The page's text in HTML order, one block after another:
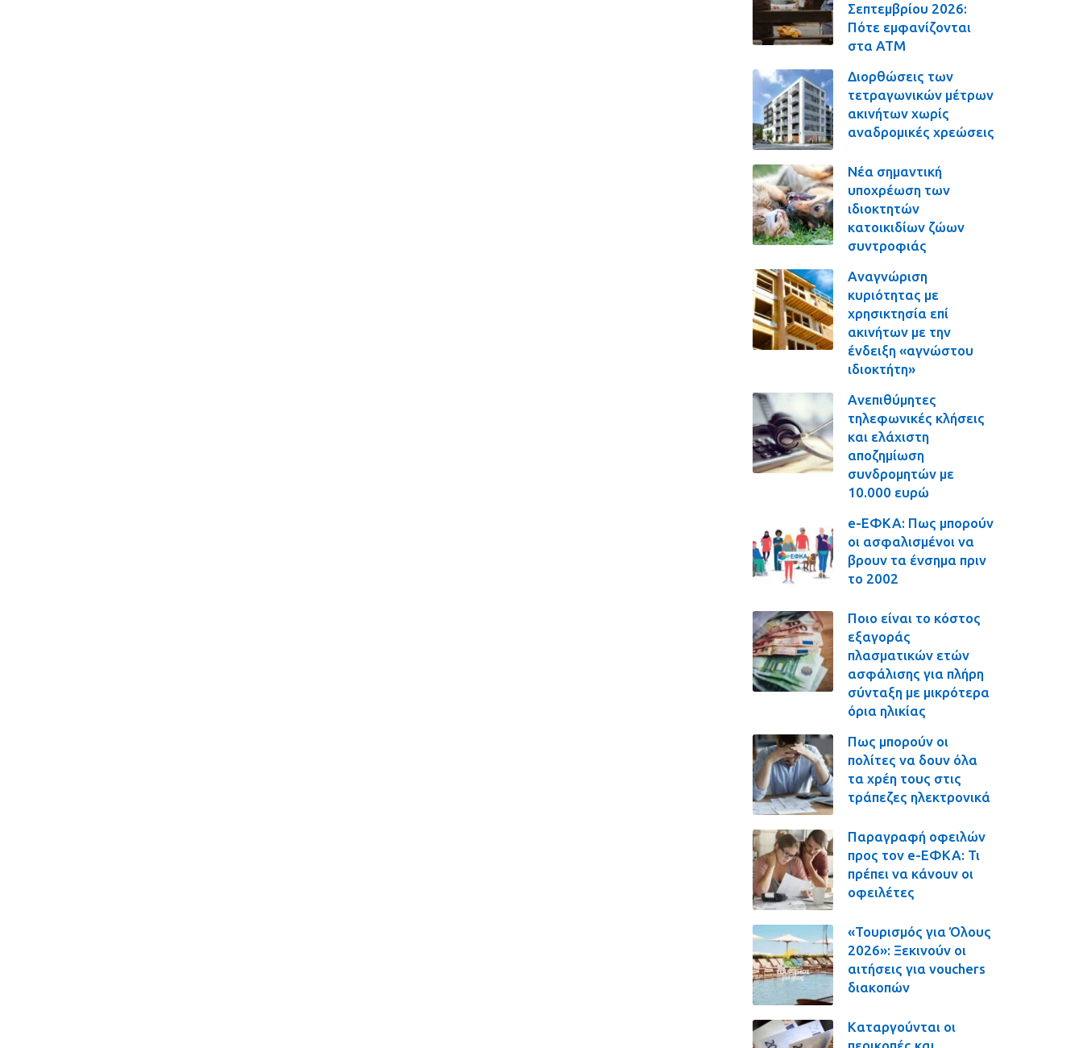
Σεπτεμβρίου 2026:
Πότε εμφανίζονται
στα ΑΤΜ
Διορθώσεις των
τετραγωνικών μέτρων
ακινήτων χωρίς
αναδρομικές χρεώσεις
Νέα σημαντική
υποχρέωση των
ιδιοκτητών
κατοικιδίων ζώων
συντροφιάς
Αναγνώριση
κυριότητας με
χρησικτησία επί
ακινήτων με την
ένδειξη «αγνώστου
ιδιοκτήτη»
Ανεπιθύμητες
τηλεφωνικές κλήσεις
και ελάχιστη
αποζημίωση
συνδρομητών με
10.000 ευρώ
e-ΕΦΚΑ: Πως μπορούν
οι ασφαλισμένοι να
βρουν τα ένσημα πριν
το 2002
Ποιο είναι το κόστος
εξαγοράς
πλασματικών ετών
ασφάλισης για πλήρη
σύνταξη με μικρότερα
όρια ηλικίας
Πως μπορούν οι
πολίτες να δουν όλα
τα χρέη τους στις
τράπεζες ηλεκτρονικά
Παραγραφή οφειλών
προς τον e-ΕΦΚΑ: Τι
πρέπει να κάνουν οι
οφειλέτες
«Τουρισμός για Όλους
2026»: Ξεκινούν οι
αιτήσεις για vouchers
διακοπών
Καταργούνται οι